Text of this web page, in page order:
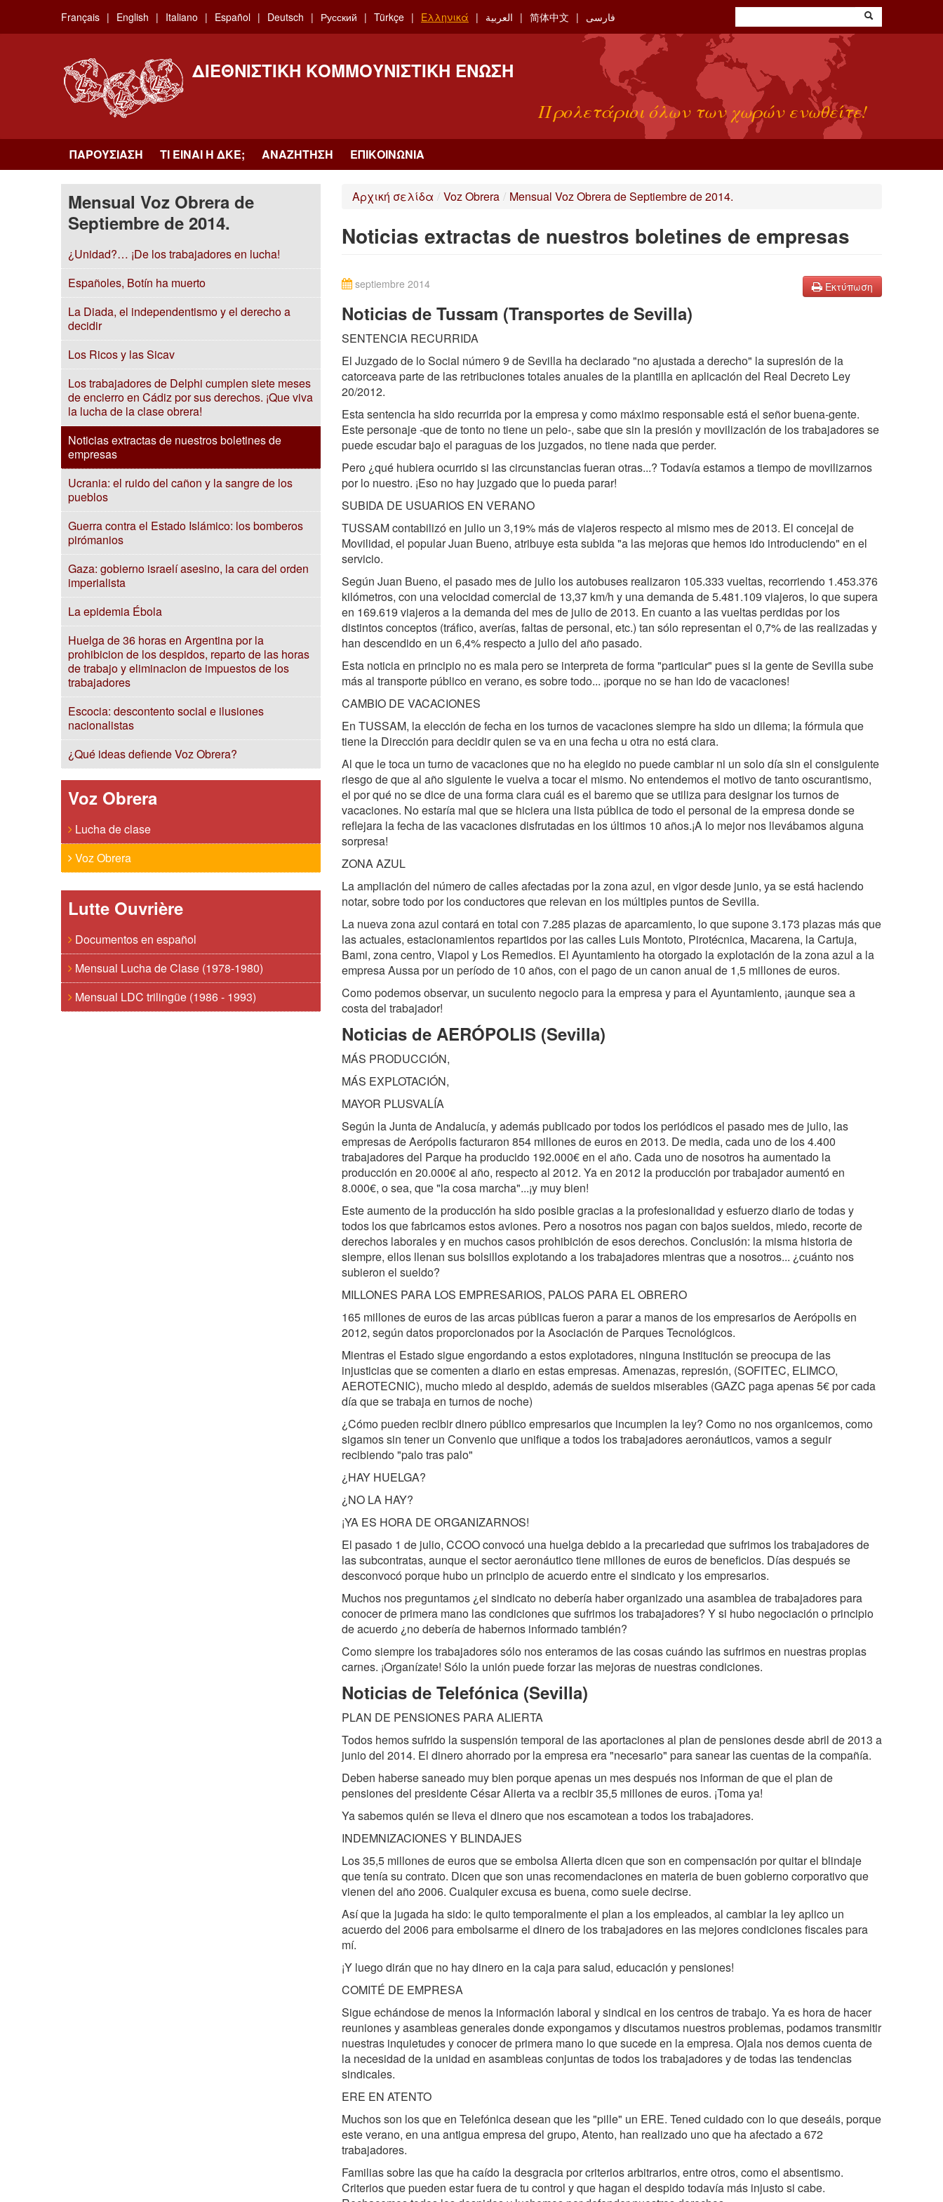
main
Français English Italiano Español Deutsch Русский Türkçe Ελληνικά العربية 简体中文 فارسی
ΔΙΕΘΝΙΣΤΙΚΉ ΚΟΜΜΟΥΝΙΣΤΙΚΉ ΈΝΩΣΗ
Προλετάριοι όλων των χωρών ενωθείτε!
ΠΑΡΟΥΣΊΑΣΗ ΤΙ ΕΊΝΑΙ Η ΔKΕ; ΑΝΑΖΉΤΗΣΗ ΕΠΙΚΟΙΝΩΝΊΑ
Mensual Voz Obrera de
Septiembre de 2014.
¿Unidad?… ¡De los trabajadores en lucha!
Españoles, Botín ha muerto
La Diada, el independentismo y el derecho a
decidir
Los Ricos y las Sicav
Los trabajadores de Delphi cumplen siete meses
de encierro en Cádiz por sus derechos. ¡Que viva
la lucha de la clase obrera!
Noticias extractas de nuestros boletines de
empresas
Ucrania: el ruido del cañon y la sangre de los
pueblos
Guerra contra el Estado Islámico: los bomberos
pirómanios
Gaza: gobierno israelí asesino, la cara del orden
imperialista
La epidemia Ébola
Huelga de 36 horas en Argentina por la
prohibicion de los despidos, reparto de las horas
de trabajo y eliminacion de impuestos de los
trabajadores
Escocia: descontento social e ilusiones
nacionalistas
¿Qué ideas defiende Voz Obrera?
Voz Obrera
Lucha de clase
Voz Obrera
Lutte Ouvrière
Documentos en español
Mensual Lucha de Clase (1978-1980)
Mensual LDC trilingüe (1986 - 1993)
Αρχική σελίδα / Voz Obrera / Mensual Voz Obrera de Septiembre de 2014.
Noticias extractas de nuestros boletines de empresas
Εκτύπωση
septiembre 2014
Noticias de Tussam (Transportes de Sevilla)
SENTENCIA RECURRIDA
El Juzgado de lo Social número 9 de Sevilla ha declarado "no ajustada a derecho" la supresión de la
catorceava parte de las retribuciones totales anuales de la plantilla en aplicación del Real Decreto Ley
20/2012.
Esta sentencia ha sido recurrida por la empresa y como máximo responsable está el señor buena-gente.
Este personaje -que de tonto no tiene un pelo-, sabe que sin la presión y movilización de los trabajadores se
puede escudar bajo el paraguas de los juzgados, no tiene nada que perder.
Pero ¿qué hubiera ocurrido si las circunstancias fueran otras...? Todavía estamos a tiempo de movilizarnos
por lo nuestro. ¡Eso no hay juzgado que lo pueda parar!
SUBIDA DE USUARIOS EN VERANO
TUSSAM contabilizó en julio un 3,19% más de viajeros respecto al mismo mes de 2013. El concejal de
Movilidad, el popular Juan Bueno, atribuye esta subida "a las mejoras que hemos ido introduciendo" en el
servicio.
Según Juan Bueno, el pasado mes de julio los autobuses realizaron 105.333 vueltas, recorriendo 1.453.376
kilómetros, con una velocidad comercial de 13,37 km/h y una demanda de 5.481.109 viajeros, lo que supera
en 169.619 viajeros a la demanda del mes de julio de 2013. En cuanto a las vueltas perdidas por los
distintos conceptos (tráfico, averías, faltas de personal, etc.) tan sólo representan el 0,7% de las realizadas y
han descendido en un 6,4% respecto a julio del año pasado.
Esta noticia en principio no es mala pero se interpreta de forma "particular" pues si la gente de Sevilla sube
más al transporte público en verano, es sobre todo... ¡porque no se han ido de vacaciones!
CAMBIO DE VACACIONES
En TUSSAM, la elección de fecha en los turnos de vacaciones siempre ha sido un dilema; la fórmula que
tiene la Dirección para decidir quien se va en una fecha u otra no está clara.
Al que le toca un turno de vacaciones que no ha elegido no puede cambiar ni un solo día sin el consiguiente
riesgo de que al año siguiente le vuelva a tocar el mismo. No entendemos el motivo de tanto oscurantismo,
el por qué no se dice de una forma clara cuál es el baremo que se utiliza para designar los turnos de
vacaciones. No estaría mal que se hiciera una lista pública de todo el personal de la empresa donde se
reflejara la fecha de las vacaciones disfrutadas en los últimos 10 años.¡A lo mejor nos llevábamos alguna
sorpresa!
ZONA AZUL
La ampliación del número de calles afectadas por la zona azul, en vigor desde junio, ya se está haciendo
notar, sobre todo por los conductores que relevan en los múltiples puntos de Sevilla.
La nueva zona azul contará en total con 7.285 plazas de aparcamiento, lo que supone 3.173 plazas más que
las actuales, estacionamientos repartidos por las calles Luis Montoto, Pirotécnica, Macarena, la Cartuja,
Bami, zona centro, Viapol y Los Remedios. El Ayuntamiento ha otorgado la explotación de la zona azul a la
empresa Aussa por un período de 10 años, con el pago de un canon anual de 1,5 millones de euros.
Como podemos observar, un suculento negocio para la empresa y para el Ayuntamiento, ¡aunque sea a
costa del trabajador!
Noticias de AERÓPOLIS (Sevilla)
MÁS PRODUCCIÓN,
MÁS EXPLOTACIÓN,
MAYOR PLUSVALÍA
Según la Junta de Andalucía, y además publicado por todos los periódicos el pasado mes de julio, las
empresas de Aerópolis facturaron 854 millones de euros en 2013. De media, cada uno de los 4.400
trabajadores del Parque ha producido 192.000€ en el año. Cada uno de nosotros ha aumentado la
producción en 20.000€ al año, respecto al 2012. Ya en 2012 la producción por trabajador aumentó en
8.000€, o sea, que "la cosa marcha"...¡y muy bien!
Este aumento de la producción ha sido posible gracias a la profesionalidad y esfuerzo diario de todas y
todos los que fabricamos estos aviones. Pero a nosotros nos pagan con bajos sueldos, miedo, recorte de
derechos laborales y en muchos casos prohibición de esos derechos. Conclusión: la misma historia de
siempre, ellos llenan sus bolsillos explotando a los trabajadores mientras que a nosotros... ¿cuánto nos
subieron el sueldo?
MILLONES PARA LOS EMPRESARIOS, PALOS PARA EL OBRERO
165 millones de euros de las arcas públicas fueron a parar a manos de los empresarios de Aerópolis en
2012, según datos proporcionados por la Asociación de Parques Tecnológicos.
Mientras el Estado sigue engordando a estos explotadores, ninguna institución se preocupa de las
injusticias que se comenten a diario en estas empresas. Amenazas, represión, (SOFITEC, ELIMCO,
AEROTECNIC), mucho miedo al despido, además de sueldos miserables (GAZC paga apenas 5€ por cada
día que se trabaja en turnos de noche)
¿Cómo pueden recibir dinero público empresarios que incumplen la ley? Como no nos organicemos, como
sigamos sin tener un Convenio que unifique a todos los trabajadores aeronáuticos, vamos a seguir
recibiendo "palo tras palo"
¿HAY HUELGA?
¿NO LA HAY?
¡YA ES HORA DE ORGANIZARNOS!
El pasado 1 de julio, CCOO convocó una huelga debido a la precariedad que sufrimos los trabajadores de
las subcontratas, aunque el sector aeronáutico tiene millones de euros de beneficios. Días después se
desconvocó porque hubo un principio de acuerdo entre el sindicato y los empresarios.
Muchos nos preguntamos ¿el sindicato no debería haber organizado una asamblea de trabajadores para
conocer de primera mano las condiciones que sufrimos los trabajadores? Y si hubo negociación o principio
de acuerdo ¿no debería de habernos informado también?
Como siempre los trabajadores sólo nos enteramos de las cosas cuándo las sufrimos en nuestras propias
carnes. ¡Organízate! Sólo la unión puede forzar las mejoras de nuestras condiciones.
Noticias de Telefónica (Sevilla)
PLAN DE PENSIONES PARA ALIERTA
Todos hemos sufrido la suspensión temporal de las aportaciones al plan de pensiones desde abril de 2013 a
junio del 2014. El dinero ahorrado por la empresa era "necesario" para sanear las cuentas de la compañía.
Deben haberse saneado muy bien porque apenas un mes después nos informan de que el plan de
pensiones del presidente César Alierta va a recibir 35,5 millones de euros. ¡Toma ya!
Ya sabemos quién se lleva el dinero que nos escamotean a todos los trabajadores.
INDEMNIZACIONES Y BLINDAJES
Los 35,5 millones de euros que se embolsa Alierta dicen que son en compensación por quitar el blindaje
que tenía su contrato. Dicen que son unas recomendaciones en materia de buen gobierno corporativo que
vienen del año 2006. Cualquier excusa es buena, como suele decirse.
Así que la jugada ha sido: le quito temporalmente el plan a los empleados, al cambiar la ley aplico un
acuerdo del 2006 para embolsarme el dinero de los trabajadores en las mejores condiciones fiscales para
mí.
¡Y luego dirán que no hay dinero en la caja para salud, educación y pensiones!
COMITÉ DE EMPRESA
Sigue echándose de menos la información laboral y sindical en los centros de trabajo. Ya es hora de hacer
reuniones y asambleas generales donde expongamos y discutamos nuestros problemas, podamos transmitir
nuestras inquietudes y conocer de primera mano lo que sucede en la empresa. Ojala nos demos cuenta de
la necesidad de la unidad en asambleas conjuntas de todos los trabajadores y de todas las tendencias
sindicales.
ERE EN ATENTO
Muchos son los que en Telefónica desean que les "pille" un ERE. Tened cuidado con lo que deseáis, porque
este verano, en una antigua empresa del grupo, Atento, han realizado uno que ha afectado a 672
trabajadores.
Familias sobre las que ha caído la desgracia por criterios arbitrarios, entre otros, como el absentismo.
Criterios que pueden estar fuera de tu control y que hagan el despido todavía más injusto si cabe.